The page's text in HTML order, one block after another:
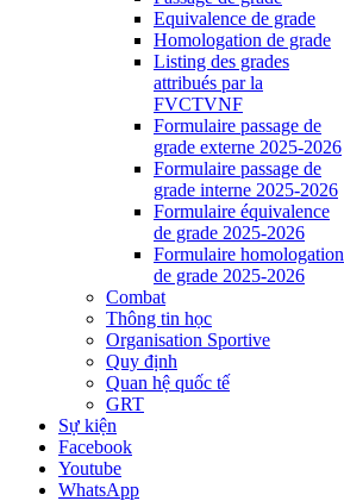
Equivalence de grade
Homologation de grade
Listing des grades
attribués par la
FVCTVNF
Formulaire passage de
grade externe 2025-2026
Formulaire passage de
grade interne 2025-2026
Formulaire équivalence
de grade 2025-2026
Formulaire homologation
de grade 2025-2026
Combat
Thông tin học
Organisation Sportive
Quy định
Quan hệ quốc tế
GRT
Sự kiện
Facebook
Youtube
WhatsApp